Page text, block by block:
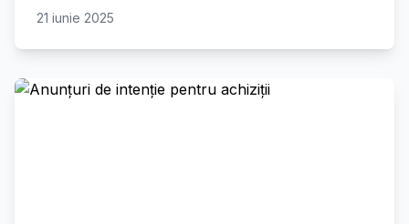
21 iunie 2025